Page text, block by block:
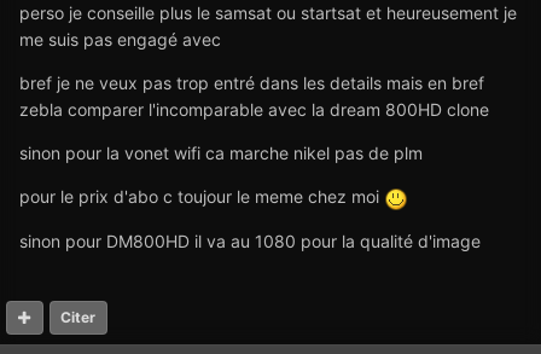
perso je conseille plus le samsat ou startsat et heureusement je
me suis pas engagé avec
bref je ne veux pas trop entré dans les details mais en bref
zebla comparer l'incomparable avec la dream 800HD clone
sinon pour la vonet wifi ca marche nikel pas de plm
pour le prix d'abo c toujour le meme chez moi
sinon pour DM800HD il va au 1080 pour la qualité d'image
Citer